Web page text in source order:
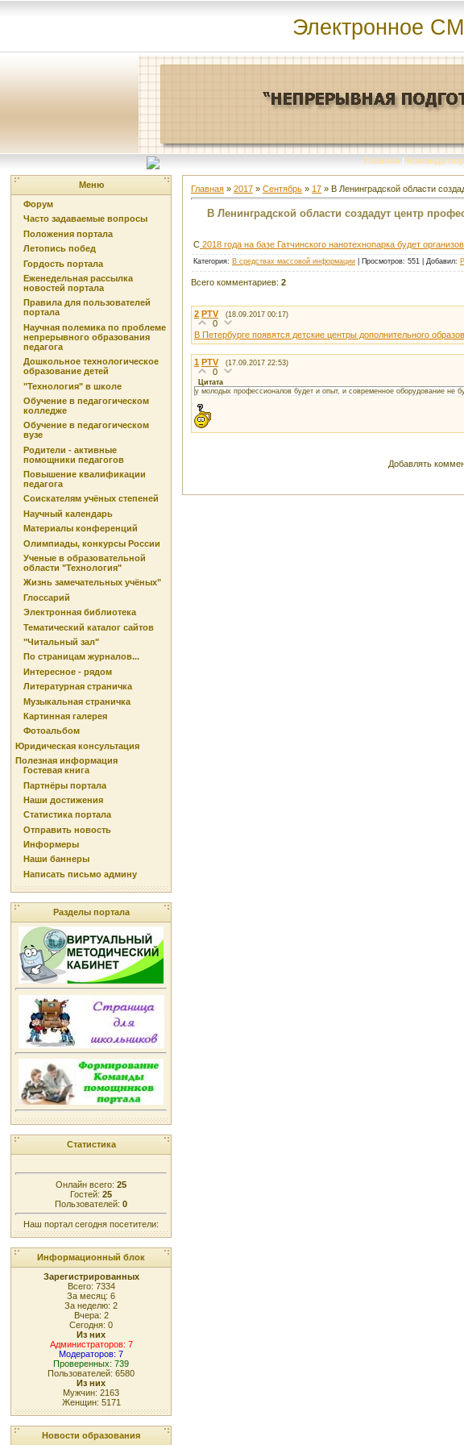
Электронное
Главная | Команда
Меню
Форум
Часто задаваемые вопросы
Положения портала
Летопись побед
Гордость портала
Еженедельная рассылка
новостей портала
Правила для пользователей
портала
Научная полемика по проблеме
непрерывного образования
педагога
Дошкольное технологическое
образование детей
"Технология" в школе
Обучение в педагогическом
колледже
Обучение в педагогическом
вузе
Родители - активные
помощники педагогов
Повышение квалификации
педагога
Соискателям учёных степеней
Научный календарь
Материалы конференций
Олимпиады, конкурсы России
Ученые в образовательной
области "Технология"
Жизнь замечательных учёных"
Глоссарий
Электронная библиотека
Тематический каталог сайтов
"Читальный зал"
По страницам журналов...
Интересное - рядом
Литературная страничка
Музыкальная страничка
Картинная галерея
Фотоальбом
Юридическая консультация
Полезная информация
Гостевая книга
Партнёры портала
Наши достижения
Статистика портала
Отправить новость
Информеры
Наши баннеры
Написать письмо админу
Разделы портала
Статистика
Онлайн всего: 25
Гостей: 25
Пользователей: 0
Наш портал сегодня посетители:
Информационный блок
Зарегистрированных
Всего: 7334
За месяц: 6
За неделю: 2
Вчера: 2
Сегодня: 0
Из них
Администраторов: 7
Модераторов: 7
Проверенных: 739
Пользователей: 6580
Из них
Мужчин: 2163
Женщин: 5171
Новости образования
Главная » 2017 » Сентябрь » 17 » В Ленинградской области
В Ленинградской области создадут центр
С 2018 года на базе Гатчинского нанотехнопарка будет
Категория: В средствах массовой информации Просмотров: 551 | Добавил:
Всего комментариев: 2
2 PTV (18.09.2017 00:17)
0
В Петербурге появятся детские центры дополнительного
1 PTV (17.09.2017 22:53)
0
Цитата
у молодых профессионалов будет и опыт, и современное оборудование не
Добавлять